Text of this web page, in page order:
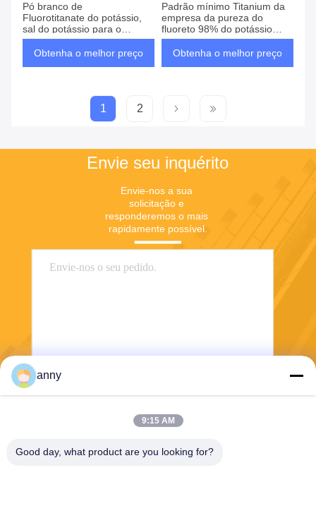
Pó branco de
Fluorotitanate do potássio,
sal do potássio para o
motor/avião
Obtenha o melhor preço
Padrão mínimo Titanium da
empresa da pureza do
fluoreto 98% do potássio
industrial
Obtenha o melhor preço
1 2
Envie seu inquérito
Envie-nos a sua
solicitação e
responderemos o mais
rapidamente possível.
Enviar
anny
9:15 AM
Good day, what product are you looking for?